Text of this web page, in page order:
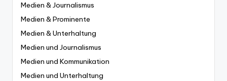
Medien & Journalismus
Medien & Prominente
Medien & Unterhaltung
Medien und Journalismus
Medien und Kommunikation
Medien und Unterhaltung